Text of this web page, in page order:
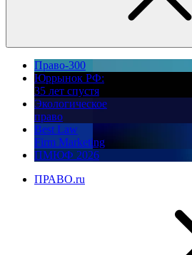
Право-300
Юррынок РФ:
35 лет спустя
Экологическое
право
Best Law
Firm Marketing
ПМЮФ 2026
ПРАВО.ru